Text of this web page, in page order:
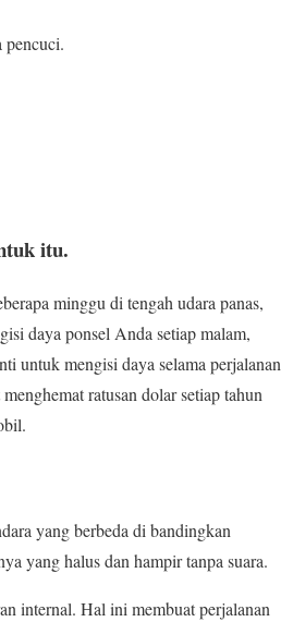
pencuci.
itu.
minggu di tengah udara panas,
daya ponsel Anda setiap malam,
untuk mengisi daya selama perjalanan
ratusan dolar setiap tahun
yang berbeda di bandingkan
yang halus dan hampir tanpa suara.
internal. Hal ini membuat perjalanan